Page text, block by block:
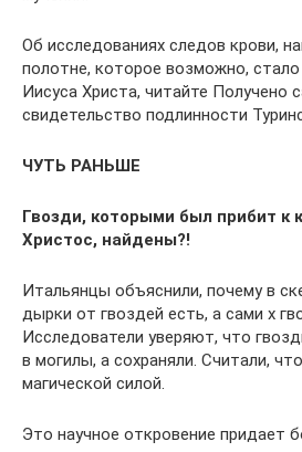
Об исследованиях следов крови,
полотне, которое возможно,
Иисуса Христа, читайте Получено
свидетельство подлинности
ЧУТЬ РАНЬШЕ
Гвозди, которыми был прибит к
Христос, найдены?!
Итальянцы объяснили, почему в
дырки от гвоздей есть, а сами х
Исследователи уверяют, что
в могилы, а сохраняли. Считали,
магической силой.
Это научное откровение придает